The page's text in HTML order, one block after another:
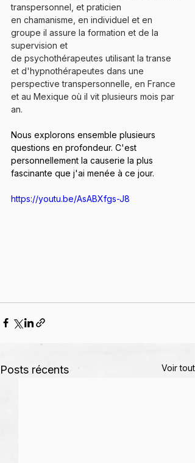
transpersonnel, et praticien
en chamanisme, en individuel et en
groupe il assure la formation et de la
supervision et
de psychothérapeutes utilisant la transe
et d'hypnothérapeutes dans une
perspective transpersonnelle, en France
et au Mexique où il vit plusieurs mois par
an.
Nous explorons ensemble plusieurs
questions en profondeur. C'est
personnellement la causerie la plus
fascinante que j'ai menée à ce jour.
https://youtu.be/AsABXfgs-J8
Posts récents Voir tout